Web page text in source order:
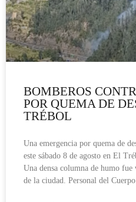
BOMBEROS
POR QUEMA DE
TRÉBOL
Una emergencia por quema de
este sábado 8 de agosto en El
Una densa columna de humo
de la ciudad. Personal del Cuerpo